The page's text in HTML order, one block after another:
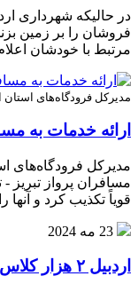
در حالیکه شهرداری
فروشان را بر زمین
مرتبط با خودشان
مدیرکل فرودگاه‌های استان
ارائه خدمات به
مدیرکل فرودگاه‌های
مسافران پرواز تبریز -
قویاً تکذیب کرد و
23 مه 2024
اردبیل ۲ هزار کلاس درس نیاز دارد